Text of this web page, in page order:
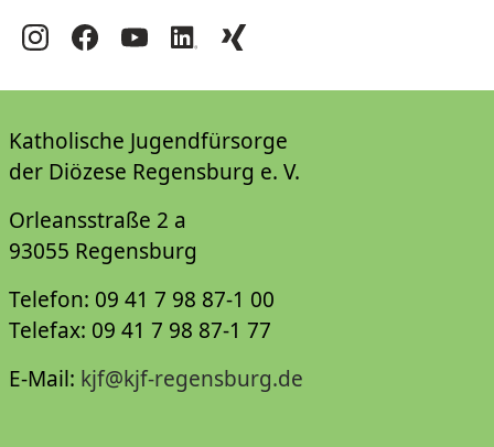
Katholische Jugendfürsorge
der Diözese Regensburg e. V.
Orleansstraße 2 a
93055 Regensburg
Telefon: 09 41 7 98 87-1 00
Telefax: 09 41 7 98 87-1 77
E-Mail: kjf@kjf-regensburg.de